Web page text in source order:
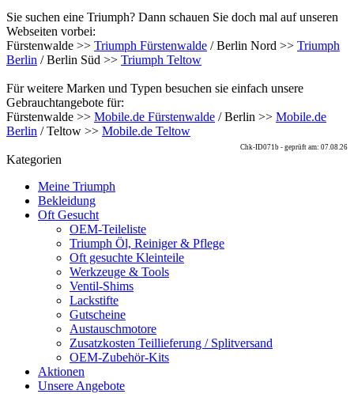
Sie suchen eine Triumph? Dann schauen Sie doch mal auf unseren
Webseiten vorbei:
Fürstenwalde >> Triumph Fürstenwalde / Berlin Nord >> Triumph
Berlin / Berlin Süd >> Triumph Teltow
Für weitere Marken und Typen besuchen sie einfach unsere
Gebrauchtangebote für:
Fürstenwalde >> Mobile.de Fürstenwalde / Berlin >> Mobile.de
Berlin / Teltow >> Mobile.de Teltow
Chk-ID071b - geprüft am: 07.08.26
Kategorien
Meine Triumph
Bekleidung
Oft Gesucht
OEM-Teileliste
Triumph Öl, Reiniger & Pflege
Oft gesuchte Kleinteile
Werkzeuge & Tools
Ventil-Shims
Lackstifte
Gutscheine
Austauschmotore
Zusatzkosten Teillieferung / Splitversand
OEM-Zubehör-Kits
Aktionen
Unsere Angebote